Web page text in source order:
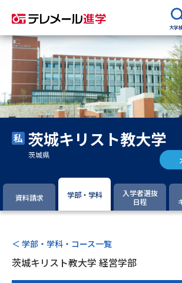
大学
資料請求
大学・短大の資料種類から請求
大学パンフ 学部・学科
大学入学
過去問題集
専門学校の資料請求
茨城キリスト教大学
茨城県
資料請求 学部・学科
入学者選抜
日程
＜ 学部・学科・コース一覧
茨城キリスト教大学 経営学部